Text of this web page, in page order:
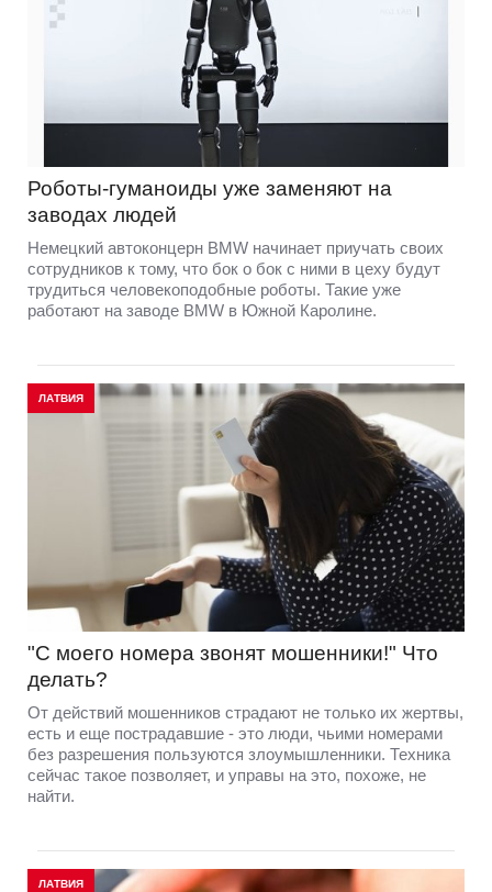
Роботы-гуманоиды уже заменяют на
заводах людей
Немецкий автоконцерн BMW начинает приучать своих
сотрудников к тому, что бок о бок с ними в цеху будут
трудиться человекоподобные роботы. Такие уже
работают на заводе BMW в Южной Каролине.
ЛАТВИЯ
"С моего номера звонят мошенники!" Что
делать?
От действий мошенников страдают не только их жертвы,
есть и еще пострадавшие - это люди, чьими номерами
без разрешения пользуются злоумышленники. Техника
сейчас такое позволяет, и управы на это, похоже, не
найти.
ЛАТВИЯ